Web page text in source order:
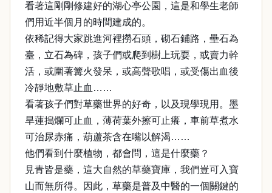
看著這剛剛修建好的湖心亭公園，這是和學生老師
們用近半個月的時間建成的。
依稀記得大家跳進河裡撈石頭，砌石鋪路，壘石為
臺，立石為碑，孩子們或爬到樹上玩耍，或賣力幹
活，或圍著篝火發呆，或高聲歌唱，或受傷出血後
冷靜地敷草止血……
看著孩子們對草藥世界的好奇，以及現學現用。墨
旱蓮搗爛可止血，薄荷葉外擦可止癢，車前草煮水
可治尿赤痛，葫蘆茶含在嘴以解渴……
他們看到什麼植物，都會問，這是什麼藥？
見青皆是藥，這大自然的草藥寶庫，我們豈可入寶
山而無所得。因此，草藥是普及中醫的一個關鍵的